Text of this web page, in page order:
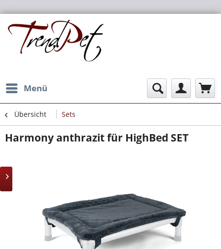
Menü
Übersicht Sets
Harmony anthrazit für HighBed SET